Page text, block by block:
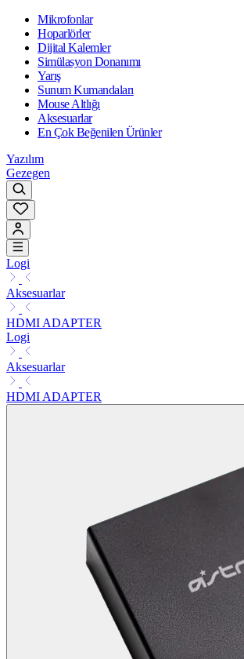
Mikrofonlar
Hoparlörler
Dijital Kalemler
Simülasyon Donanımı
Yarış
Sunum Kumandaları
Mouse Altlığı
Aksesuarlar
En Çok Beğenilen Ürünler
Yazılım
Gezegen
Logi
Aksesuarlar
HDMI ADAPTER
Logi
Aksesuarlar
HDMI ADAPTER